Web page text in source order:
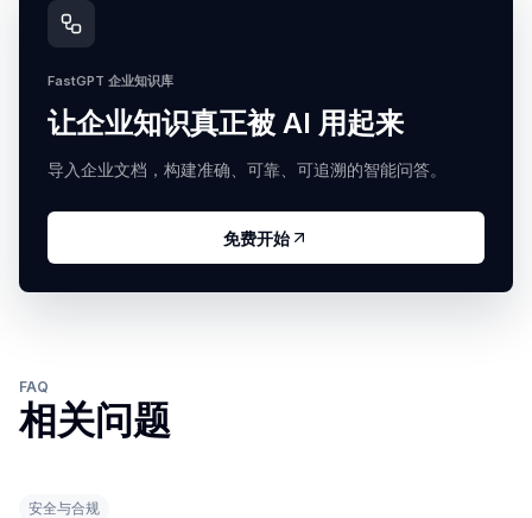
FastGPT 企业知识库
让企业知识真正被 AI 用起来
导入企业文档，构建准确、可靠、可追溯的智能问答。
免费开始
FAQ
相关问题
安全与合规